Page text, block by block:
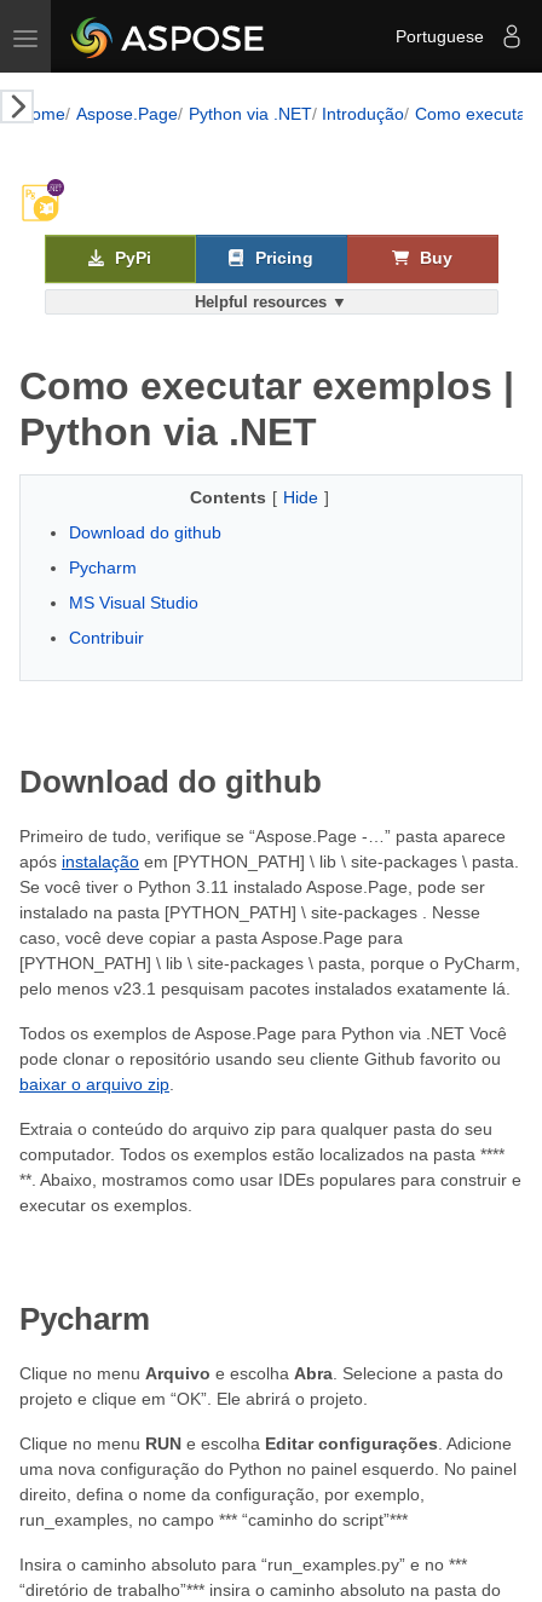
Toggle navigation Portuguese
Home Aspose.Page Python via .NET Introdução Como executar
Helpful resources ▼
PyPi Pricing Buy
Como executar exemplos |
Python via .NET
Contents [ Hide ]
Download do github
Pycharm
MS Visual Studio
Contribuir
Download do github
Primeiro de tudo, verifique se “Aspose.Page -…” pasta aparece
após instalação em [PYTHON_PATH] \ lib \ site-packages \ pasta.
Se você tiver o Python 3.11 instalado Aspose.Page, pode ser
instalado na pasta [PYTHON_PATH] \ site-packages . Nesse
caso, você deve copiar a pasta Aspose.Page para
[PYTHON_PATH] \ lib \ site-packages \ pasta, porque o PyCharm,
pelo menos v23.1 pesquisam pacotes instalados exatamente lá.
Todos os exemplos de Aspose.Page para Python via .NET Você
pode clonar o repositório usando seu cliente Github favorito ou
baixar o arquivo zip.
Extraia o conteúdo do arquivo zip para qualquer pasta do seu
computador. Todos os exemplos estão localizados na pasta ****
**. Abaixo, mostramos como usar IDEs populares para construir e
executar os exemplos.
Pycharm
Clique no menu Arquivo e escolha Abra. Selecione a pasta do
projeto e clique em “OK”. Ele abrirá o projeto.
Clique no menu RUN e escolha Editar configurações. Adicione
uma nova configuração do Python no painel esquerdo. No painel
direito, defina o nome da configuração, por exemplo,
run_examples, no campo *** “caminho do script”***
Insira o caminho absoluto para “run_examples.py” e no ***
“diretório de trabalho”*** insira o caminho absoluto na pasta do